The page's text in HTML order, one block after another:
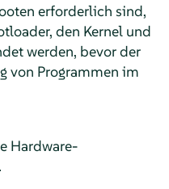
erforderlich sind,
den Kernel und
werden, bevor der
von Programmen im
Hardware-